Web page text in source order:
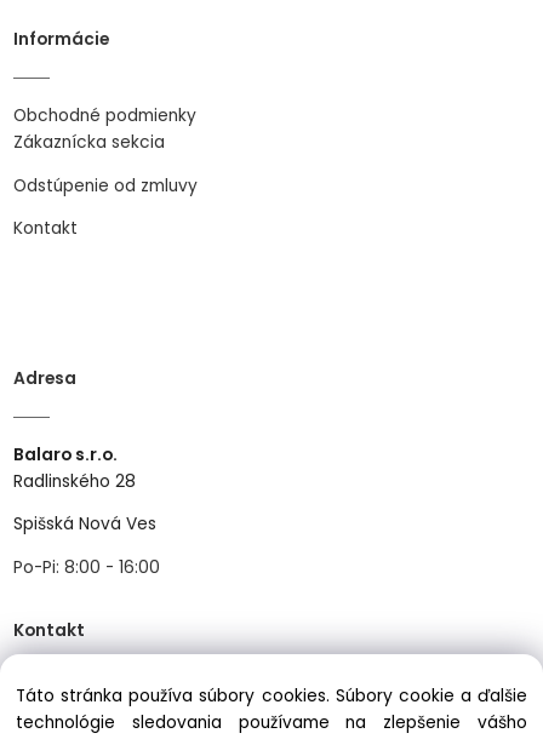
Informácie
Obchodné podmienky
Zákaznícka sekcia
Odstúpenie od zmluvy
Kontakt
Adresa
Balaro s.r.o.
Radlinského 28
Spišská Nová Ves
Po-Pi: 8:00 - 16:00
Kontakt
Tel:+421534466489
Táto stránka používa súbory cookies. Súbory cookie a ďalšie
technológie sledovania používame na zlepšenie vášho